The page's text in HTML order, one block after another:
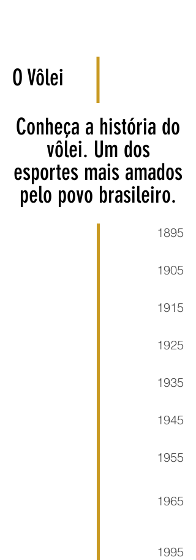
O Vôlei
Conheça a história do
vôlei. Um dos
esportes mais amados
pelo povo brasileiro.
1895
1905
1915
1925
1935
1945
1955
1965
1995